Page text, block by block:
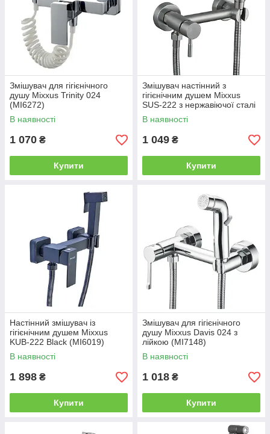
Змішувач для гігієнічного
душу Mixxus Trinity 024
(MI6272)
В наявності
1 070 ₴
Купити
Змішувач настінний з
гігієнічним душем Mixxus
SUS-222 з нержавіючої сталі
SUS304 (MX0679)
В наявності
1 049 ₴
Купити
Настінний змішувач із
гігієнічним душем Mixxus
KUB-222 Black (MI6019)
В наявності
1 898 ₴
Купити
Змішувач для гігієнічного
душу Mixxus Davis 024 з
лійкою (MI7148)
В наявності
1 018 ₴
Купити